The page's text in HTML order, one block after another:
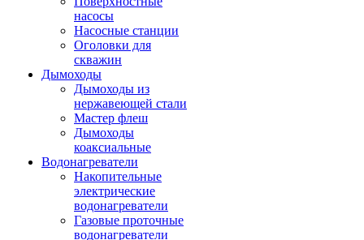
насосы
Насосные станции
Оголовки для
скважин
Дымоходы
Дымоходы из
нержавеющей стали
Мастер флеш
Дымоходы
коаксиальные
Водонагреватели
Накопительные
электрические
водонагреватели
Газовые проточные
водонагреватели